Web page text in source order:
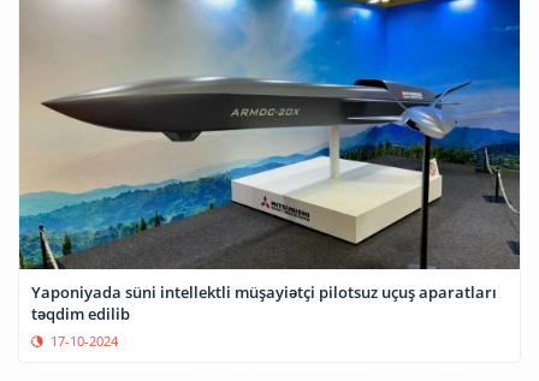
Yaponiyada süni intellektli müşayiətçi pilotsuz uçuş aparatları
təqdim edilib
17-10-2024